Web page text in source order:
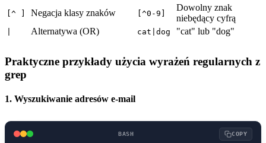
[^ ] Negacja klasy znaków [^0-9]
Dowolny znak
niebędący cyfrą
Alternatywa (OR) cat|dog "cat" lub "dog"
Praktyczne przykłady użycia wyrażeń regularnych z
grep
1. Wyszukiwanie adresów e-mail
BASH COPY